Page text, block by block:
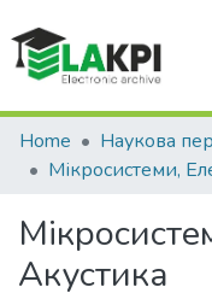
Communities &
All of DSpace
Home
Наукова
Акустика